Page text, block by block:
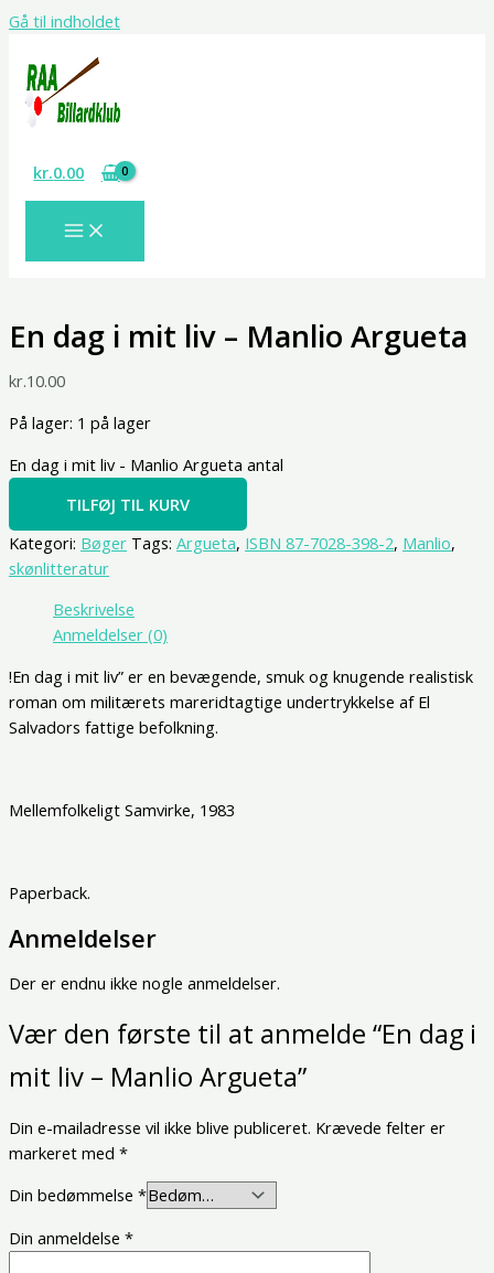
Gå til indholdet
kr.0.00
En dag i mit liv – Manlio Argueta
kr.10.00
På lager: 1 på lager
En dag i mit liv - Manlio Argueta antal
TILFØJ TIL KURV
Kategori: Bøger Tags: Argueta, ISBN 87-7028-398-2, Manlio,
skønlitteratur
Beskrivelse
Anmeldelser (0)
!En dag i mit liv” er en bevægende, smuk og knugende realistisk
roman om militærets mareridtagtige undertrykkelse af El
Salvadors fattige befolkning.
Mellemfolkeligt Samvirke, 1983
Paperback.
Anmeldelser
Der er endnu ikke nogle anmeldelser.
Vær den første til at anmelde “En dag i
mit liv – Manlio Argueta”
Din e-mailadresse vil ikke blive publiceret. Krævede felter er
markeret med *
Din bedømmelse *
Din anmeldelse *